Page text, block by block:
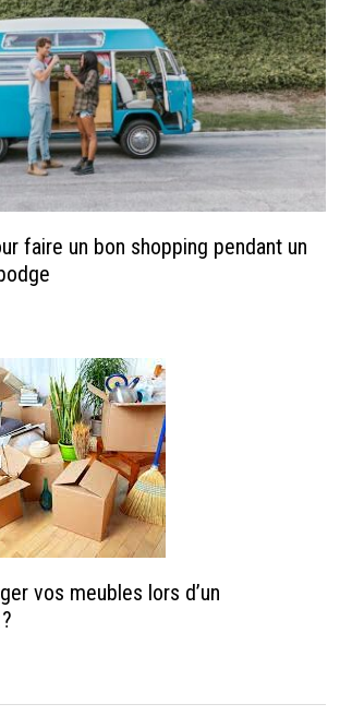
faire un bon shopping pendant un
vos meubles lors d’un